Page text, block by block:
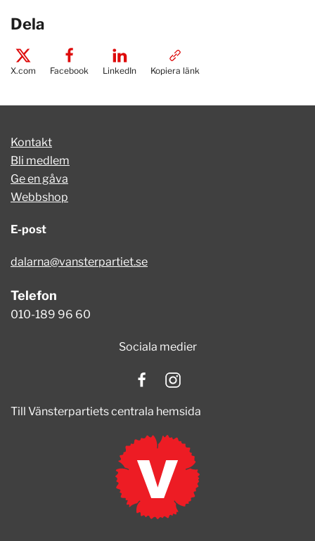
Dela
X.com Facebook LinkedIn Kopiera länk
Kontakt
Bli medlem
Ge en gåva
Webbshop
E-post
dalarna@vansterpartiet.se
Telefon
010-189 96 60
Sociala medier
Till Vänsterpartiets centrala hemsida